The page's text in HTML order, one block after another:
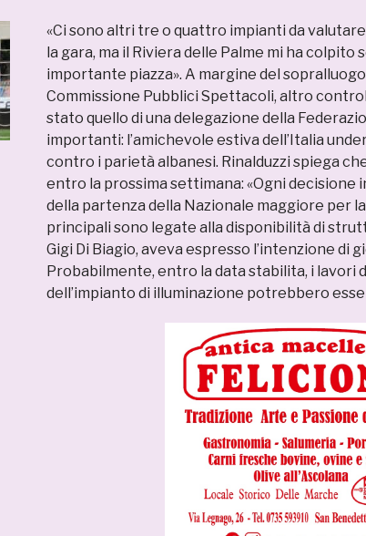
«Ci sono altri tre o quattro impianti da
la gara, ma il Riviera delle Palme mi ha
importante piazza». A margine del
Commissione Pubblici Spettacoli, altro
stato quello di una delegazione della
importanti: l’amichevole estiva dell’Italia
contro i parietà albanesi. Rinalduzzi spiega
entro la prossima settimana: «Ogni decisione
della partenza della Nazionale maggiore per
principali sono legate alla disponibilità di
Gigi Di Biagio, aveva espresso l’intenzione di
Probabilmente, entro la data stabilita, i lavori
dell’impianto di illuminazione potrebbero